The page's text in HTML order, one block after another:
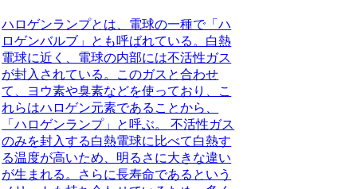
ハロゲンランプとは、電球の一種で「ハ
ロゲンバルブ」とも呼ばれている。白熱
電球に近く、電球の内部には不活性ガス
が封入されている。このガスと合わせ
て、ヨウ素や臭素などを使っており、こ
れらはハロゲン元素であることから、
「ハロゲンランプ」と呼ぶ。
不活性ガス
のみを封入する白熱電球に比べて白熱す
る温度が高いため、明るさに大きな違い
が生まれる。さらに長寿命であるという